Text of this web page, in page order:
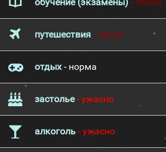
путешествия - плохо
отдых- норма
застолье- ужасно
алкоголь - ужасно